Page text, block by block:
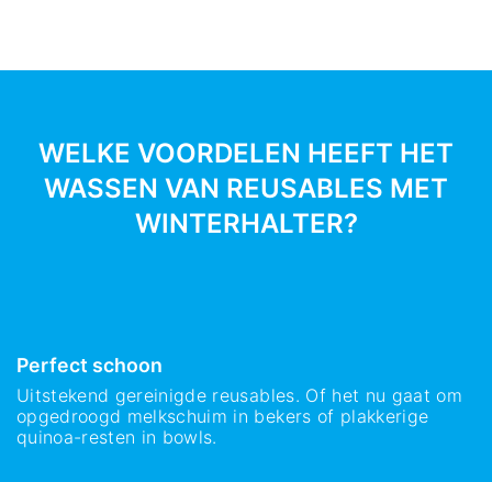
WELKE VOORDELEN HEEFT HET
WASSEN VAN REUSABLES MET
WINTERHALTER?
Perfect schoon
Uitstekend gereinigde reusables. Of het nu gaat om
opgedroogd melkschuim in bekers of plakkerige
quinoa-resten in bowls.